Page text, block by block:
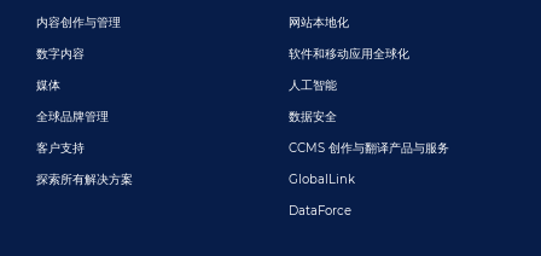
内容创作与管理
数字内容
媒体
全球品牌管理
客户支持
探索所有解决方案
网站本地化
软件和移动应用全球化
人工智能
数据安全
CCMS 创作与翻译产品与服务
GlobalLink
DataForce